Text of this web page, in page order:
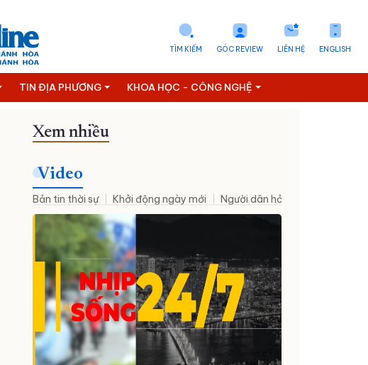
ENGLISH
LIÊN HỆ
GÓC REVIEW
TÌM KIẾM
TIN ĐỊA PHƯƠNG KHOA HỌC - CÔNG NGHỆ
Xem nhiều
Video
Bản tin thời sự Khởi động ngày mới Người dân hỏi – Cơ quan nhà